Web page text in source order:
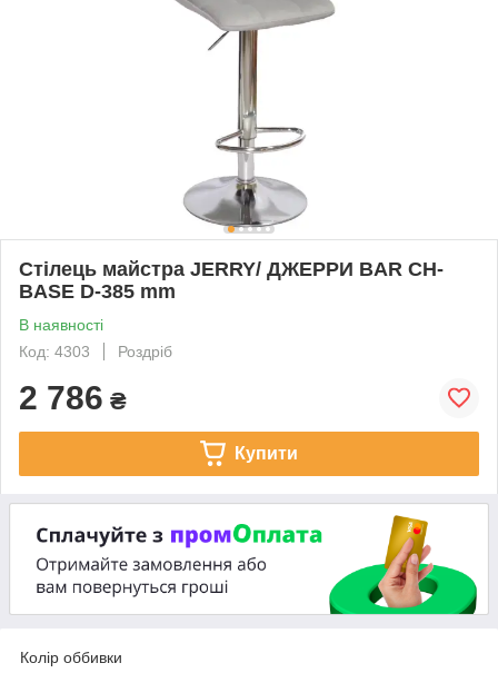
Стілець майстра JERRY/ ДЖЕРРИ BAR CH-
BASE D-385 mm
В наявності
Код: 4303
Роздріб
2 786 ₴
Купити
Колір оббивки